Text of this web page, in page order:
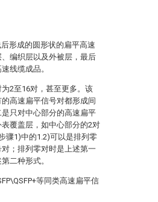
形成的圆形状的扁平高速
编织层以及外被层，最后
线缆成品。
2至16对，甚至更多。该
高速扁平信号对都形成间
只对中心部分的高速扁平
覆盖层，如中心部分的2对
骤1)中的1.2)可以是排列零
；排列零对时是上述第一
二种形式。
等同类高速扁平信